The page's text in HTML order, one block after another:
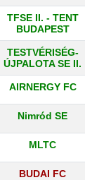
TFSE II. - TENT
BUDAPEST
TESTVÉRISÉG-
ÚJPALOTA SE II.
AIRNERGY FC
Nimród SE
MLTC
BUDAI FC